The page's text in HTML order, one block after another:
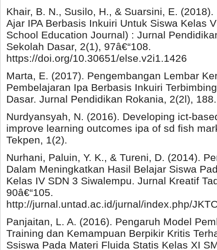
Khair, B. N., Susilo, H., & Suarsini, E.
Ajar IPA Berbasis Inkuiri Untuk Siswa Kelas
School Education Journal) : Jurnal
Sekolah Dasar, 2(1), 97â€“108.
https://doi.org/10.30651/else.v2i1.1426
Marta, E. (2017). Pengembangan Lembar
Pembelajaran Ipa Berbasis Inkuiri
Dasar. Jurnal Pendidikan Rokania, 2(2l), 188.
Nurdyansyah, N. (2016). Developing ict-
improve learning outcomes ipa of sd fish
Tekpen, 1(2).
Nurhani, Paluin, Y. K., & Tureni, D. (2014).
Dalam Meningkatkan Hasil Belajar Siswa
Kelas IV SDN 3 Siwalempu. Jurnal Kreatif
90â€“105.
http://jurnal.untad.ac.id/jurnal/index.php/
Panjaitan, L. A. (2016). Pengaruh Model
Training dan Kemampuan Berpikir Kritis
Ssiswa Pada Materi Fluida Statis Kelas XI